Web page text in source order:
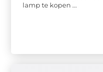
lamp te kopen ...